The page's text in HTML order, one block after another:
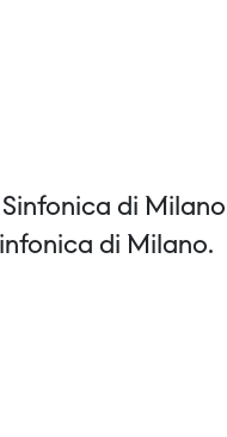
Sinfonica di
di Milano.